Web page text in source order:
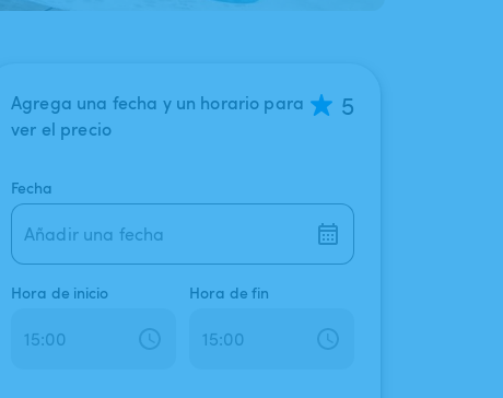
Agrega una fecha y un horario para
ver el precio
5
Fecha
Añadir una fecha
Hora de inicio Hora de fin